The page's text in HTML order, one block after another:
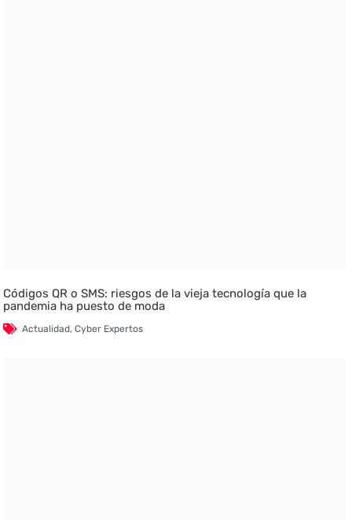
Códigos QR o SMS: riesgos de la vieja tecnología que la
pandemia ha puesto de moda
Actualidad,Cyber Expertos